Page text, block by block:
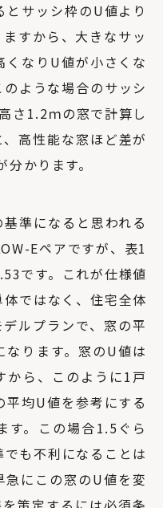
サッシ枠のU値より
すから、大きなサッ
くなりU値が小さくな
ような場合のサッシ
さ1.2ｍの窓で計算し
高性能な窓ほど差が
かります。
準になると思われる
Eペアですが、表1
です。これが仕様値
ではなく、住宅全体
ルプランで、窓の平
ります。窓のU値は
から、このように1戸
均U値を参考にする
す。この場合1.5ぐら
も不利になることは
急にこの窓のU値を変